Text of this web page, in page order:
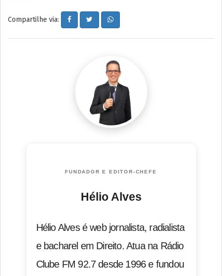
Compartilhe via:
FUNDADOR E EDITOR-CHEFE
Hélio Alves
Hélio Alves é web jornalista, radialista
e bacharel em Direito. Atua na Rádio
Clube FM 92.7 desde 1996 e fundou